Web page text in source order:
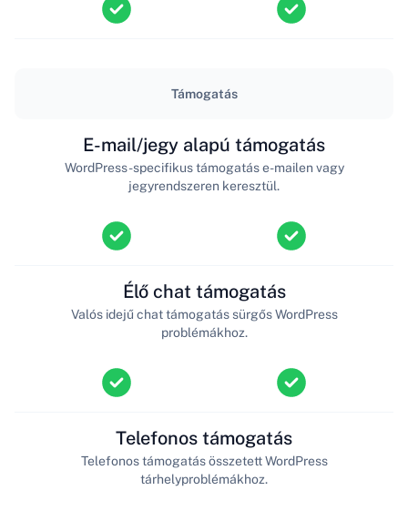
Támogatás
E-mail/jegy alapú támogatás
WordPress-specifikus támogatás e-mailen vagy
jegyrendszeren keresztül.
Élő chat támogatás
Valós idejű chat támogatás sürgős WordPress
problémákhoz.
Telefonos támogatás
Telefonos támogatás összetett WordPress
tárhelyproblémákhoz.